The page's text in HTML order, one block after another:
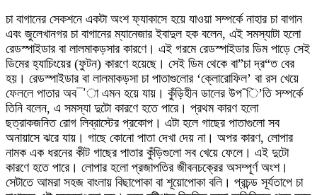
চা বাগানের সেকশনে একটা অংশ ফ্যাকাসে হয়ে যাওয়া সম্পর্কে নাহার চা বাগান
এবং জুলেখানগর চা বাগানের ম্যানেজার ইবাদুল হক বলেন, এই সমস্যাটা হলো
রেডস্পাইডার বা লালমাকড়সার কারণে। এই গরমে রেডস্পাইডার ডিম পাড়ে সেই
ডিমের হ্যাচিংয়ের (ফুটন) কারণে হয়েছে। সেই ডিম থেকে বা”চা দ্র“ত বের
হয়। রেডস্পাইডার বা লালমাকড়সা চা পাতাগুলোর ‘ক্লোরোফিল’ বা রস খেয়ে
ফেললে পাতার অব¯’া এমন হয়ে যায়। কুঁড়িহীন ডালের উপ¯ি’তি সম্পর্কে
তিনি বলেন, এ সমস্যা দুটো কারণে হতে পারে। প্রথম কারণ হলো
ছত্রাকজনিত রোগ লিব্রাস্টের প্রকোপ। এটা হলে গাছের পাতাগুলো সব
অনায়াসে ঝরে যায়। গাছে কোনো পাতা দেখা দেয় না। অপর কারণ, লোপার
নামক এক ধরনের কীট গাছের পাতার কুঁড়িগুলো সব খেয়ে ফেলে। এই দুটো
কারণে হতে পারে। লোপার হলো প্রজাপতির জীবনচক্রের অসম্পূর্ণ অংশ।
সেটাতে আমরা সহজ বাংলায় বিছাপোকা বা শূয়োপোকা বলি। প্রচন্ড সূর্যতাপে চা